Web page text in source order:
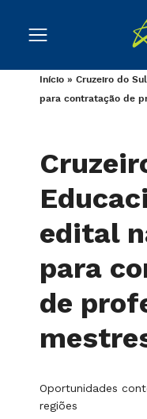
Início » Cruzeiro do
para contratação de
edital
para
de
Oportunidades
regiões